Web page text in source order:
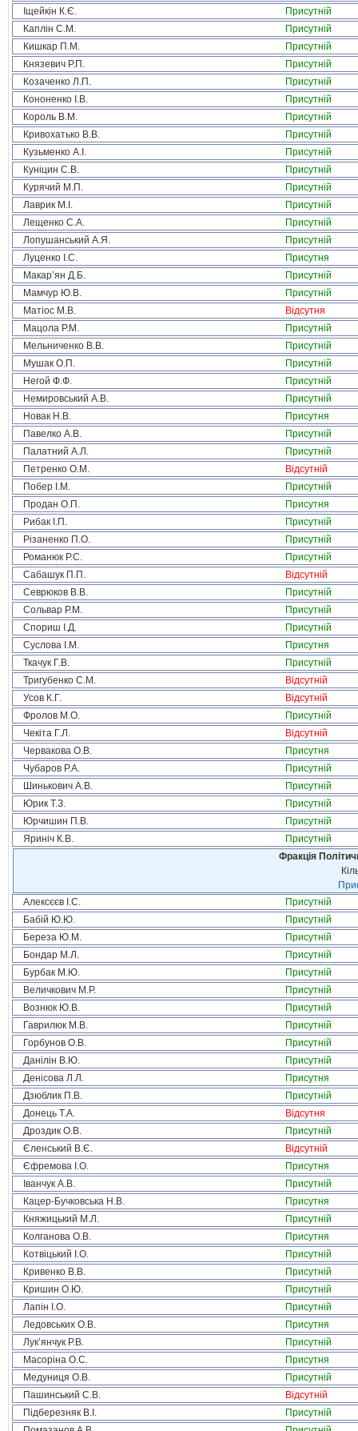
Іщейкін К.Є.
Присутній
Каплін С.М.
Присутній
Кишкар П.М.
Присутній
Князевич Р.П.
Присутній
Козаченко Л.П.
Присутній
Кононенко І.В.
Присутній
Король В.М.
Присутній
Кривохатько В.В.
Присутній
Кузьменко А.І.
Присутній
Куніцин С.В.
Присутній
Курячий М.П.
Присутній
Лаврик М.І.
Присутній
Лещенко С.А.
Присутній
Лопушанський А.Я.
Присутній
Луценко І.С.
Присутня
Макар’ян Д.Б.
Присутній
Мамчур Ю.В.
Присутній
Матіос М.В.
Відсутня
Мацола Р.М.
Присутній
Мельниченко В.В.
Присутній
Мушак О.П.
Присутній
Негой Ф.Ф.
Присутній
Немировський А.В.
Присутній
Новак Н.В.
Присутня
Павелко А.В.
Присутній
Палатний А.Л.
Присутній
Петренко О.М.
Відсутній
Побер І.М.
Присутній
Продан О.П.
Присутня
Рибак І.П.
Присутній
Різаненко П.О.
Присутній
Романюк Р.С.
Присутній
Сабашук П.П.
Відсутній
Севрюков В.В.
Присутній
Сольвар Р.М.
Присутній
Спориш І.Д.
Присутній
Суслова І.М.
Присутня
Ткачук Г.В.
Присутній
Тригубенко С.М.
Відсутній
Усов К.Г.
Відсутній
Фролов М.О.
Присутній
Чекіта Г.Л.
Відсутній
Червакова О.В.
Присутня
Чубаров Р.А.
Присутній
Шинькович А.В.
Присутній
Юрик Т.З.
Присутній
Юрчишин П.В.
Присутній
Яриніч К.В.
Присутній
Фракція
Алексєєв І.С.
Присутній
Бабій Ю.Ю.
Присутній
Береза Ю.М.
Присутній
Бондар М.Л.
Присутній
Бурбак М.Ю.
Присутній
Величкович М.Р.
Присутній
Вознюк Ю.В.
Присутній
Гаврилюк М.В.
Присутній
Горбунов О.В.
Присутній
Данілін В.Ю.
Присутній
Денісова Л.Л.
Присутня
Дзюблик П.В.
Присутній
Донець Т.А.
Відсутня
Дроздик О.В.
Присутній
Єленський В.Є.
Відсутній
Єфремова І.О.
Присутня
Іванчук А.В.
Присутній
Кацер-Бучковська Н.В.
Присутня
Княжицький М.Л.
Присутній
Колганова О.В.
Присутня
Котвіцький І.О.
Присутній
Кривенко В.В.
Присутній
Кришин О.Ю.
Присутній
Лапін І.О.
Присутній
Ледовських О.В.
Присутня
Лук’янчук Р.В.
Присутній
Масоріна О.С.
Присутня
Медуниця О.В.
Присутній
Пашинський С.В.
Відсутній
Підберезняк В.І.
Присутній